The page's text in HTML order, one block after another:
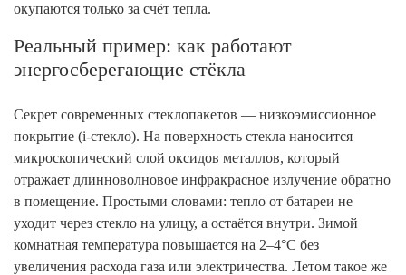
окупаются только за счёт тепла.
Реальный пример: как работают
энергосберегающие стёкла
Секрет современных стеклопакетов — низкоэмиссионное
покрытие (i-стекло). На поверхность стекла наносится
микроскопический слой оксидов металлов, который
отражает длинноволновое инфракрасное излучение обратно
в помещение. Простыми словами: тепло от батареи не
уходит через стекло на улицу, а остаётся внутри. Зимой
комнатная температура повышается на 2–4°C без
увеличения расхода газа или электричества. Летом такое же